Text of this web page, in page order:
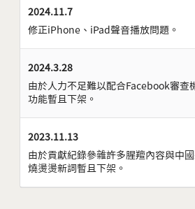
2024.11.7
修正iPhone、iPad聲音播放問題。
2024.3.28
由於人力不足難以配合Facebook審查
功能暫且下架。
2023.11.13
由於貢獻紀錄參雜許多腥羶內容與中
燒燙燙新詞暫且下架。